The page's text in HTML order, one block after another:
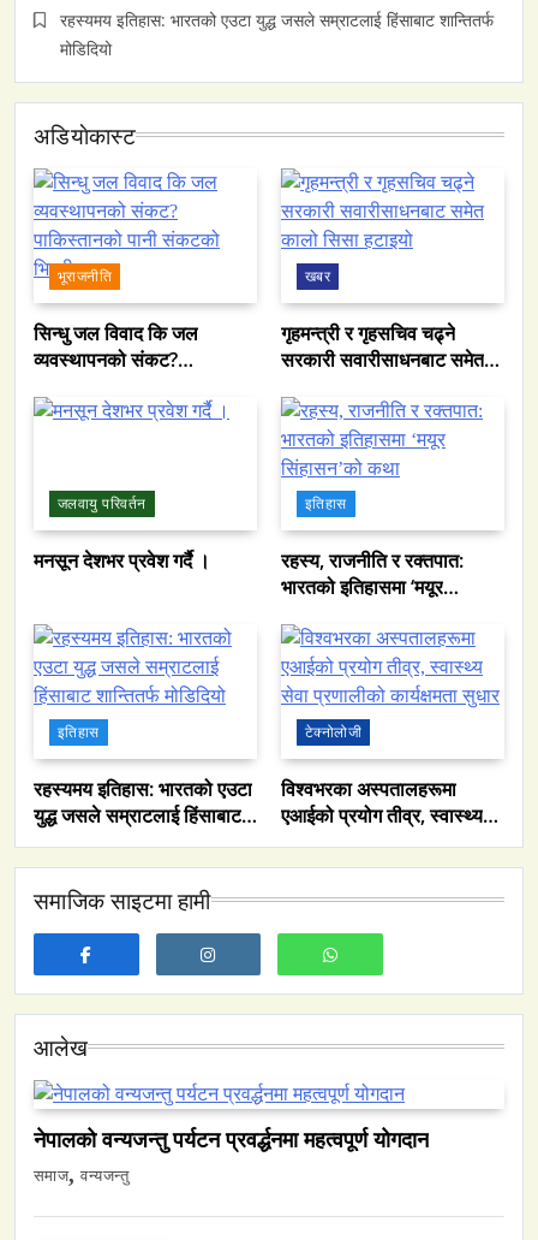
रहस्यमय इतिहास: भारतको एउटा युद्ध जसले सम्राटलाई हिंसाबाट शान्तितर्फ
मोडिदियो
अडियाेकास्ट
भूराजनीति
सिन्धु जल विवाद कि जल
व्यवस्थापनको संकट?
भित्री कथा
खबर
गृहमन्त्री र गृहसचिव चढ्ने
सरकारी सवारीसाधनबाट समेत
जलवायु परिवर्तन
मनसून देशभर प्रवेश गर्दै ।
इतिहास
रहस्य, राजनीति र रक्तपात:
भारतको इतिहासमा ‘मयूर
इतिहास
रहस्यमय इतिहास: भारतको एउटा
युद्ध जसले सम्राटलाई हिंसाबाट
शान्तितर्फ मोडिदियो
टेक्नोलोजी
विश्वभरका अस्पतालहरूमा
एआईको प्रयोग तीव्र, स्वास्थ्य
सेवा प्रणालीको कार्यक्षमता सुधार
समाजिक साइटमा हामी
आलेख
नेपालको वन्यजन्तु पर्यटन प्रवर्द्धनमा महत्वपूर्ण योगदान
समाज वन्यजन्तु
समाज
नेपालमा युनिफिकेशन चर्चको सम्बन्ध उजागर
November 20, 2023
नेपालको वन्यजन्तु पर्यटन प्रवर्द्धनमा महत्वपूर्ण योगदान